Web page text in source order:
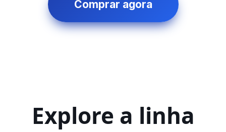
Comprar agora
Explore a linha